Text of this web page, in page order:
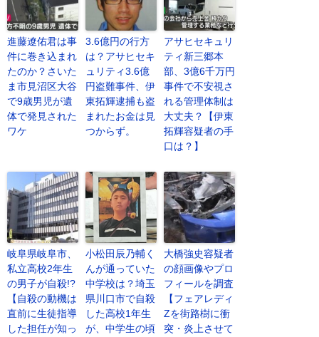
進藤遼佑君は事
件に巻き込まれ
たのか？さいた
ま市見沼区大谷
で9歳男児が遺
体で発見された
ワケ
3.6億円の行方
は？アサヒセキ
ュリティ3.6億
円盗難事件、伊
東拓輝逮捕も盗
まれたお金は見
つからず。
アサヒセキュリ
ティ新三郷本
部、3億6千万円
事件で不安視さ
れる管理体制は
大丈夫？【伊東
拓輝容疑者の手
口は？】
岐阜県岐阜市、
私立高校2年生
の男子が自殺!?
【自殺の動機は
直前に生徒指導
した担任が知っ
小松田辰乃輔く
んが通っていた
中学校は？埼玉
県川口市で自殺
した高校1年生
が、中学生の頃
大橋強史容疑者
の顔画像やプロ
フィールを調査
【フェアレディ
Zを街路樹に衝
突・炎上させて